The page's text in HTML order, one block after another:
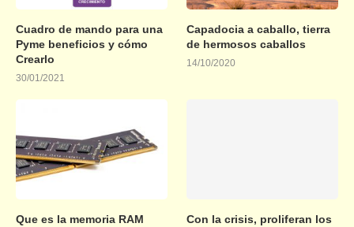
Cuadro de mando para una
Pyme beneficios y cómo
Crearlo
30/01/2021
Capadocia a caballo, tierra
de hermosos caballos
14/10/2020
Que es la memoria RAM
Con la crisis, proliferan los